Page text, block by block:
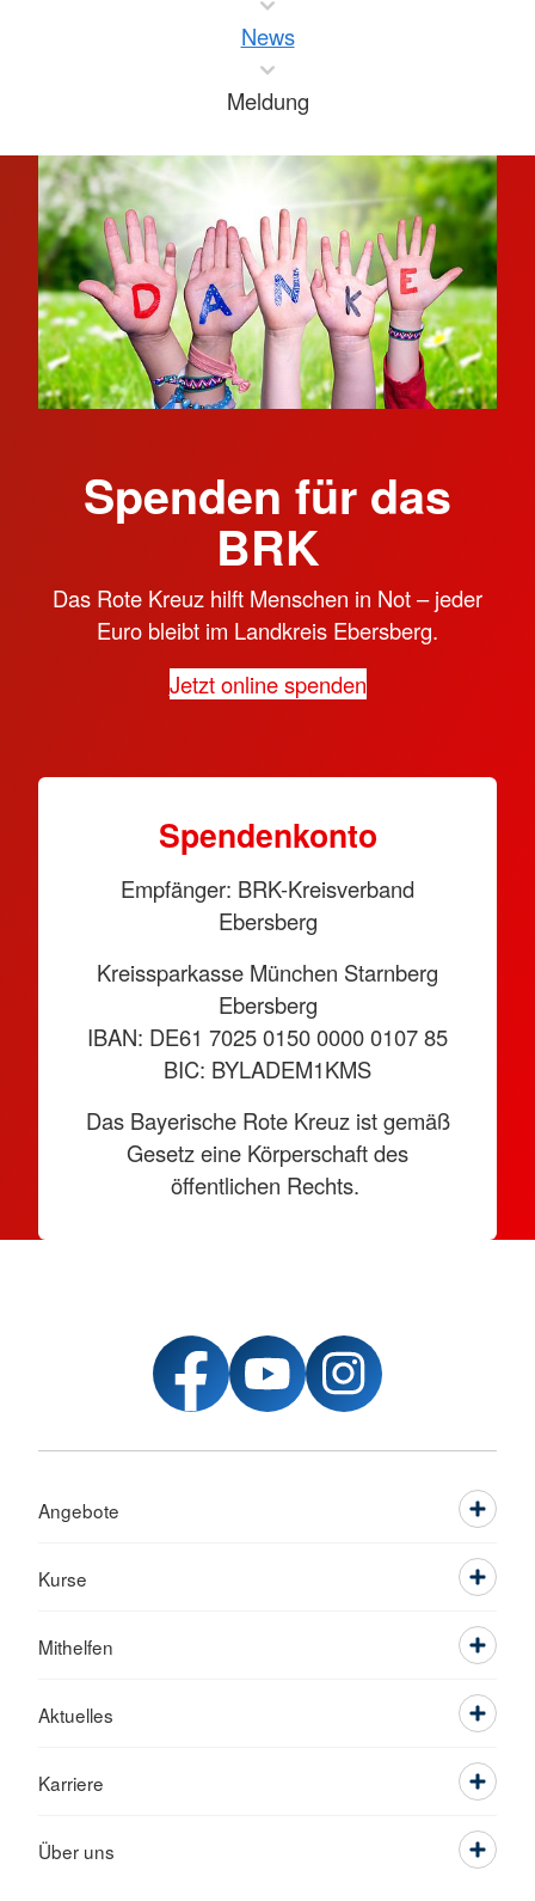
News
Meldung
Spenden für das
BRK
Das Rote Kreuz hilft Menschen in Not – jeder
Euro bleibt im Landkreis Ebersberg.
Jetzt online spenden
Spendenkonto
Empfänger: BRK-Kreisverband
Ebersberg
Kreissparkasse München Starnberg
Ebersberg
IBAN: DE61 7025 0150 0000 0107 85
BIC: BYLADEM1KMS
Das Bayerische Rote Kreuz ist gemäß
Gesetz eine Körperschaft des
öffentlichen Rechts.
Angebote
Kurse
Mithelfen
Aktuelles
Karriere
Über uns